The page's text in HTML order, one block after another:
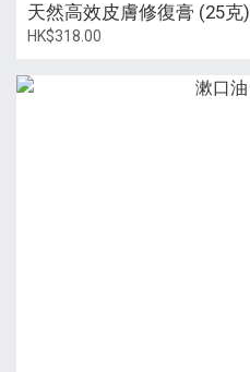
天然高效皮膚修復膏 (25克)
HK$318.00